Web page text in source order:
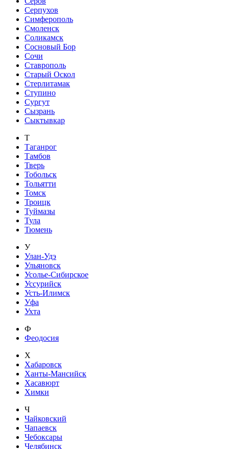
Серпухов
Симферополь
Смоленск
Соликамск
Сосновый Бор
Сочи
Ставрополь
Старый Оскол
Стерлитамак
Ступино
Сургут
Сызрань
Сыктывкар
Т
Таганрог
Тамбов
Тверь
Тобольск
Тольятти
Томск
Троицк
Туймазы
Тула
Тюмень
У
Улан-Удэ
Ульяновск
Усолье-Сибирское
Уссурийск
Усть-Илимск
Уфа
Ухта
Ф
Феодосия
Х
Хабаровск
Ханты-Мансийск
Хасавюрт
Химки
Ч
Чайковский
Чапаевск
Чебоксары
Челябинск